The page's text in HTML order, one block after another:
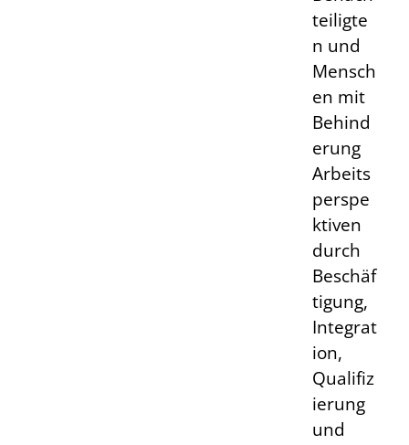
teiligte
n und
Mensch
en mit
Behind
erung
Arbeits
perspe
ktiven
durch
Beschäf
tigung,
Integrat
ion,
Qualifiz
ierung
und